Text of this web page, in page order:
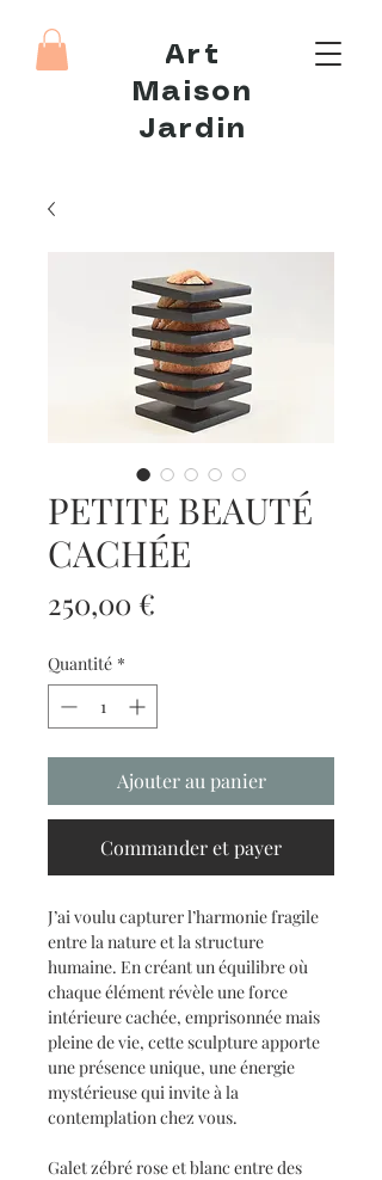
Art
Maison
Jardin
PETITE BEAUTÉ
CACHÉE
250,00 €
Quantité *
Ajouter au panier
Commander et payer
J’ai voulu capturer l’harmonie fragile
entre la nature et la structure
humaine. En créant un équilibre où
chaque élément révèle une force
intérieure cachée, emprisonnée mais
pleine de vie, cette sculpture apporte
une présence unique, une énergie
mystérieuse qui invite à la
contemplation chez vous.
Galet zébré rose et blanc entre des